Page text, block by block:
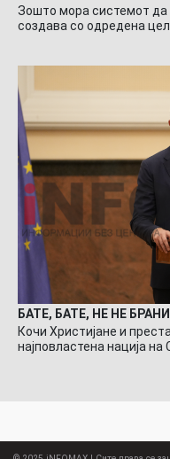
Зошто мора системот да
создава со одредена цел,
БАТЕ, БАТЕ, НЕ НЕ
Кочи Христијане и
најповластена нација